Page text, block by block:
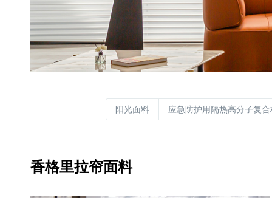
阳光面料 应急防护用隔热高分子复
香格里拉帘面料